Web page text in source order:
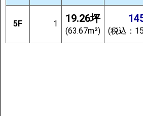
5F 1 19.26坪
(63.67m²) (税込：